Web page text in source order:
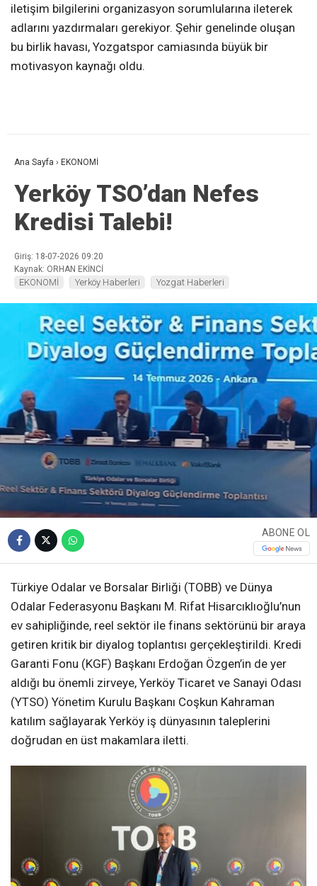
iletişim bilgilerini organizasyon sorumlularına ileterek
adlarını yazdırmaları gerekiyor. Şehir genelinde oluşan
bu birlik havası, Yozgatspor camiasında büyük bir
motivasyon kaynağı oldu.
Ana Sayfa › EKONOMİ
Yerköy TSO’dan Nefes
Kredisi Talebi!
Giriş: 18-07-2026 09:20
Kaynak: ORHAN EKİNCİ
EKONOMİ Yerköy Haberleri Yozgat Haberleri
ABONE OL
Türkiye Odalar ve Borsalar Birliği (TOBB) ve Dünya
Odalar Federasyonu Başkanı M. Rifat Hisarcıklıoğlu’nun
ev sahipliğinde, reel sektör ile finans sektörünü bir araya
getiren kritik bir diyalog toplantısı gerçekleştirildi. Kredi
Garanti Fonu (KGF) Başkanı Erdoğan Özgen’in de yer
aldığı bu önemli zirveye, Yerköy Ticaret ve Sanayi Odası
(YTSO) Yönetim Kurulu Başkanı Coşkun Kahraman
katılım sağlayarak Yerköy iş dünyasının taleplerini
doğrudan en üst makamlara iletti.